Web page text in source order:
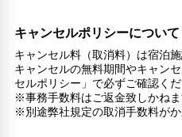
キャンセルポリシーについて
キャンセル料（取消料）は宿泊
キャンセルの無料期間やキャン
セルポリシー」で必ずご確認くだ
※事務手数料はご返金致しかねま
※別途弊社規定の取消手数料がか